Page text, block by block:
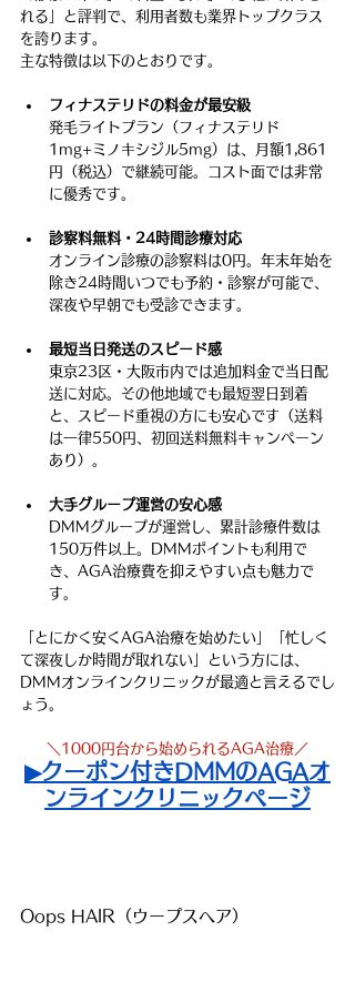
れる」と評判で、利用者数も業界トップクラス
を誇ります。
主な特徴は以下のとおりです。
フィナステリドの料金が最安級
発毛ライトプラン（フィナステリド
1mg+ミノキシジル5mg）は、月額1,861
円（税込）で継続可能。コスト面では非常
に優秀です。
診察料無料・24時間診療対応
オンライン診療の診察料は0円。年末年始を
除き24時間いつでも予約・診察が可能で、
深夜や早朝でも受診できます。
最短当日発送のスピード感
東京23区・大阪市内では追加料金で当日配
送に対応。その他地域でも最短翌日到着
と、スピード重視の方にも安心です（送料
は一律550円、初回送料無料キャンペーン
あり）。
大手グループ運営の安心感
DMMグループが運営し、累計診療件数は
150万件以上。DMMポイントも利用で
き、AGA治療費を抑えやすい点も魅力で
す。
「とにかく安くAGA治療を始めたい」「忙しく
て深夜しか時間が取れない」という方には、
DMMオンラインクリニックが最適と言えるでし
ょう。
＼1000円台から始められるAGA治療／
▶クーポン付きDMMのAGAオ
ンラインクリニックページ
Oops HAIR（ウープスヘア）